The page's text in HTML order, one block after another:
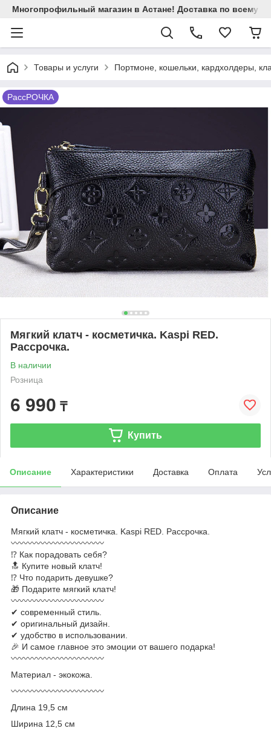
Многопрофильный магазин в Астане! Доставка по всему
Товары и услуги Портмоне, кошельки, кардхолдеры,
РассРОЧКА
Мягкий клатч - косметичка. Kaspi RED.
Рассрочка.
В наличии
Розница
6 990 ₸
Купить
Описание Характеристики Доставка Оплата
Описание
Мягкий клатч - косметичка. Kaspi RED. Рассрочка.
〰〰〰〰〰〰〰〰〰〰〰
⁉ Как порадовать себя?
🔝 Купите новый клатч!
⁉ Что подарить девушке?
🎁 Подарите мягкий клатч!
〰〰〰〰〰〰〰〰〰〰〰
✔ современный стиль.
✔ оригинальный дизайн.
✔ удобство в использовании.
🎉 И самое главное это эмоции от вашего подарка!
〰〰〰〰〰〰〰〰〰〰〰
Материал - экокожа.
〰〰〰〰〰〰〰〰〰〰〰
Длина 19,5 см
Ширина 12,5 см